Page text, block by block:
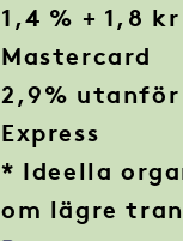
1,4 % + 1,8
Mastercard
2,9% utanför
Express
* Ideella
om lägre